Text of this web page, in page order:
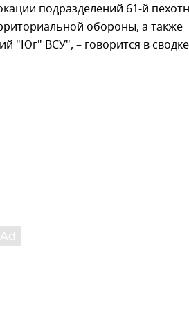
подразделений 61-й
обороны, а также
"Юг" ВСУ", – говорится в сводке